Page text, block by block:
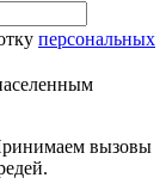
персональных
вызовы